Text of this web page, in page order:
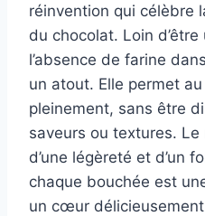
réinvention qui célèbre
du chocolat. Loin
l’absence de farine
un atout. Elle permet
pleinement, sans être
saveurs ou textures.
d’une légèreté et d’un
chaque bouchée est
un cœur